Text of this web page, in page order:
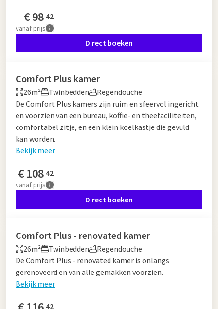
€98 42
vanafprijs
Direct boeken
Comfort Plus kamer
26m² Twinbedden
Regendouche
De Comfort Plus kamers zijn ruim en sfeervol ingericht
en voorzien van een bureau, koffie- en theefaciliteiten,
comfortabel zitje, en een klein koelkastje die gevuld
kan worden.
Bekijk meer
€108 42
vanafprijs
Direct boeken
Comfort Plus - renovated kamer
26m² Twinbedden
Regendouche
De Comfort Plus - renovated kamer is onlangs
gerenoveerd en van alle gemakken voorzien.
Bekijk meer
42